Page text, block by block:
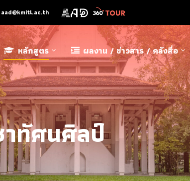
aad@kmitl.ac.th
หลักสูตร ผลงาน / ข่าวสาร / คลังสื่อ
ทัศนศิลป์